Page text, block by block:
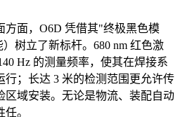
方面，O6D 凭借其"终极黑色模
树立了新标杆。680 nm 红色激
Hz 的测量频率，使其在焊接系
行；长达 3 米的检测范围更允许传
区域安装。无论是物流、装配自动
。